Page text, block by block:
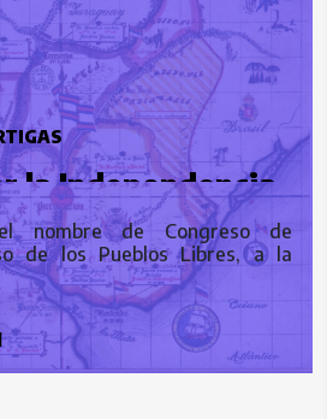
la Independencia
nombre de Congreso de
de los Pueblos Libres, a la